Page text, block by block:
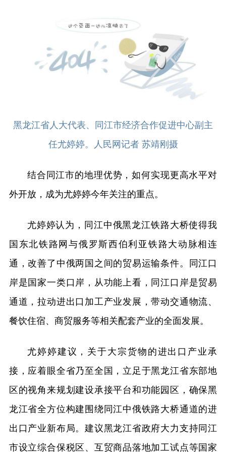
黑龙江省人大代表、同江市经济合作促进中心副主
任尤婷婷。人民网记者 苏靖刚摄
结合同江市的地理优势，如何实现更高水平对
外开放，成为尤婷婷今年关注的重点。
尤婷婷认为，同江中俄黑龙江铁路大桥使得我
国东北铁路网与俄罗斯西伯利亚铁路大动脉相连
通，改善了中俄两国之间的贸易运输条件。同江口
岸是国家一类口岸，从功能上看，同江口岸是贸易
通道，拉动进出口加工产业发展，带动交通物流、
餐饮住宿、商贸服务等相关配套产业的全面发展。
尤婷婷建议，关于大宗货物的进出口产业承
接，应着眼全省乃至全国，立足于黑龙江省东部地
区的视角来规划建设承接平台和功能园区，确保黑
龙江省全方位构建围绕同江中俄铁路大桥通道的进
出口产业新布局。建议黑龙江省政府大力支持同江
市设立综合保税区、互贸商品落地加工试点等国家